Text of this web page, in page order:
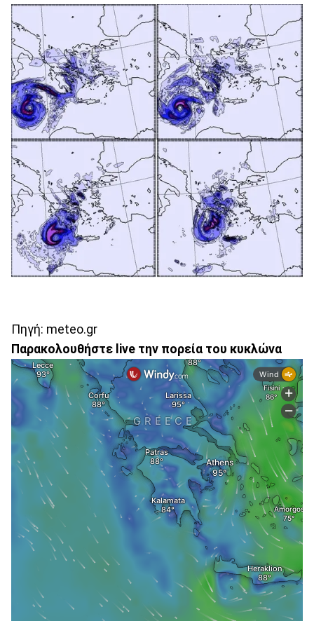
Πηγή: meteo.gr
Παρακολουθήστε live την πορεία του κυκλώνα